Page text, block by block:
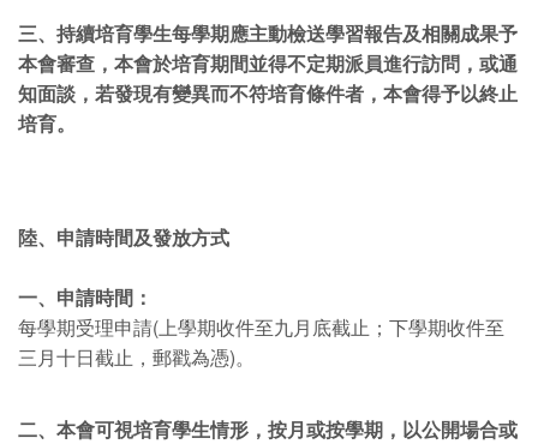
三、持續培育學生每學期應主動檢送學習報告及相關成果予
本會審查，本會於培育期間並得不定期派員進行訪問，或通
知面談，若發現有變異而不符培育條件者，本會得予以終止
培育。
陸、申請時間及發放方式
一、申請時間：
每學期受理申請(上學期收件至九月底截止；下學期收件至
三月十日截止，郵戳為憑)。
二、本會可視培育學生情形，按月或按學期，以公開場合或